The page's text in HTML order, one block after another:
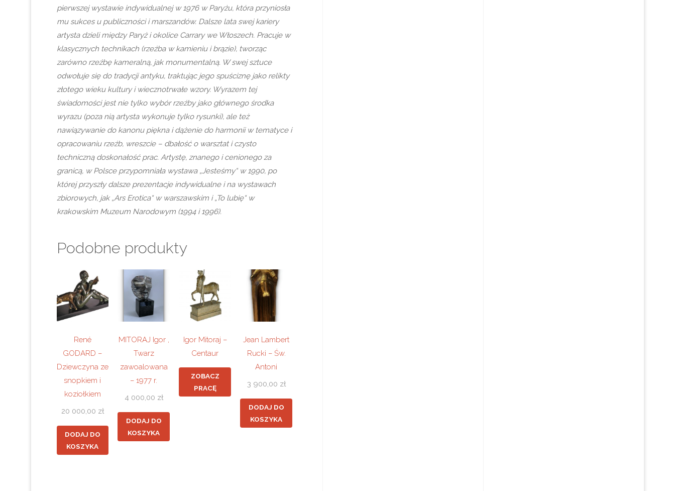
pierwszej wystawie indywidualnej w 1976 w Paryżu, która przyniosła
mu sukces u publiczności i marszandów. Dalsze lata swej kariery
artysta dzieli między Paryż i okolice Carrary we Włoszech. Pracuje w
klasycznych technikach (rzeźba w kamieniu i brązie), tworząc
zarówno rzeźbę kameralną, jak monumentalną. W swej sztuce
odwołuje się do tradycji antyku, traktując jego spuściznę jako relikty
złotego wieku kultury i wiecznotrwałe wzory. Wyrazem tej
świadomości jest nie tylko wybór rzeźby jako głównego środka
wyrazu (poza nią artysta wykonuje tylko rysunki), ale też
nawiązywanie do kanonu piękna i dążenie do harmonii w tematyce i
opracowaniu rzeźb, wreszcie – dbałość o warsztat i czysto
techniczną doskonałość prac. Artystę, znanego i cenionego za
granicą, w Polsce przypomniała wystawa „Jesteśmy“ w 1990, po
której przyszły dalsze prezentacje indywidualne i na wystawach
zbiorowych, jak „Ars Erotica“ w warszawskim i „To lubię“ w
krakowskim Muzeum Narodowym (1994 i 1996).
Podobne produkty
René
GODARD –
Dziewczyna ze
snopkiem i
koziołkiem
20 000,00 zł
DODAJ DO
KOSZYKA
MITORAJ Igor ,
Twarz
zawoalowana
– 1977 r.
4 000,00 zł
DODAJ DO
KOSZYKA
Igor Mitoraj –
Centaur
ZOBACZ
PRACĘ
Jean Lambert
Rucki – Św.
Antoni
3 900,00 zł
DODAJ DO
KOSZYKA